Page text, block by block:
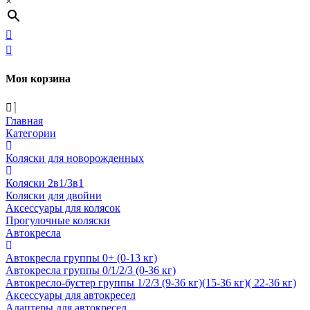
Моя корзина
Главная
Категории
Коляски для новорожденных
Коляски 2в1/3в1
Коляски для двойни
Аксессуары для колясок
Прогулочные коляски
Автокресла
Автокресла группы 0+ (0-13 кг)
Автокресла группы 0/1/2/3 (0-36 кг)
Автокресло-бустер группы 1/2/3 (9-36 кг)(15-36 кг)( 22-36 кг)
Аксессуары для автокресел
Адаптеры для автокресел